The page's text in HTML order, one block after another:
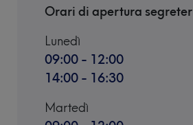
Orari di apertura
Lunedì
09:00 - 12:00
14:00 - 16:30
Martedì